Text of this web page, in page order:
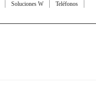
Soluciones W
Teléfonos